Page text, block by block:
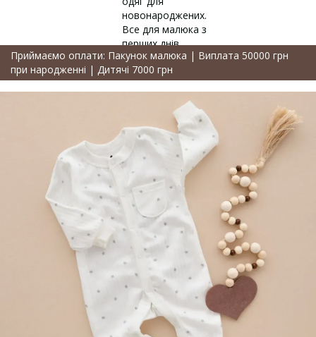
Приймаємо оплати: Пакунок малюка | Виплата 50000 грн
при народженні | Дитячі 7000 грн